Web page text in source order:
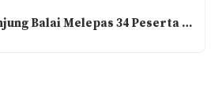
Balai Melepas 34 Peserta …